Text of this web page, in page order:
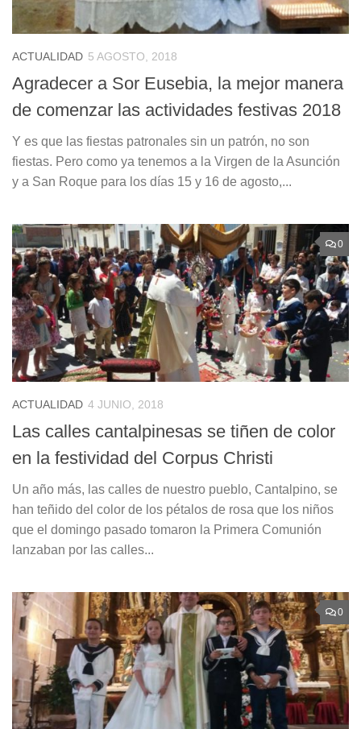
ACTUALIDAD 5 AGOSTO, 2018
Agradecer a Sor Eusebia, la mejor manera
de comenzar las actividades festivas 2018
Y es que las fiestas patronales sin un patrón, no son
fiestas. Pero como ya tenemos a la Virgen de la Asunción
y a San Roque para los días 15 y 16 de agosto,...
0
ACTUALIDAD 4 JUNIO, 2018
Las calles cantalpinesas se tiñen de color
en la festividad del Corpus Christi
Un año más, las calles de nuestro pueblo, Cantalpino, se
han teñido del color de los pétalos de rosa que los niños
que el domingo pasado tomaron la Primera Comunión
lanzaban por las calles...
0